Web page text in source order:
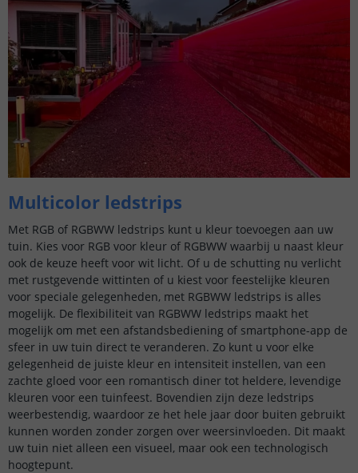
Multicolor ledstrips
Met RGB of RGBWW ledstrips kunt u kleur toevoegen aan uw
tuin. Kies voor RGB voor kleur of RGBWW waarbij u naast kleur
ook de keuze heeft voor wit licht. Of u de schutting nu verlicht
met rustgevende wittinten of u kiest voor feestelijke kleuren
voor speciale gelegenheden, met RGBWW ledstrips is alles
mogelijk. De flexibiliteit van RGBWW ledstrips maakt het
mogelijk om met een afstandsbediening of smartphone-app de
sfeer in uw tuin direct te veranderen. Zo kunt u voor elke
gelegenheid de juiste kleur en intensiteit instellen, van een
zachte gloed voor een romantisch diner tot heldere, levendige
kleuren voor een tuinfeest. Bovendien zijn deze ledstrips
weerbestendig, waardoor ze het hele jaar door buiten gebruikt
kunnen worden zonder zorgen over weersinvloeden. Dit maakt
uw tuin niet alleen een visueel, maar ook een technologisch
hoogtepunt.